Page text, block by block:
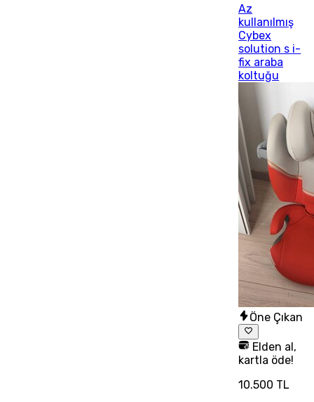
Az
kullanılmış
Cybex
solution s i-
fix araba
koltuğu
Öne Çıkan
Elden al,
kartla öde!
10.500 TL